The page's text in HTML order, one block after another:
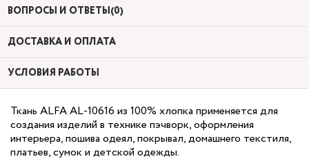
ВОПРОСЫ И ОТВЕТЫ(0)
ДОСТАВКА И ОПЛАТА
УСЛОВИЯ РАБОТЫ
Ткань ALFA AL-10616 из 100% хлопка применяется для
создания изделий в технике пэчворк, оформления
интерьера, пошива одеял, покрывал, домашнего текстиля,
платьев, сумок и детской одежды.